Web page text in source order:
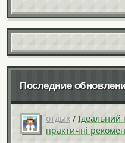
Последние
отдых / Ідеальний
практичні